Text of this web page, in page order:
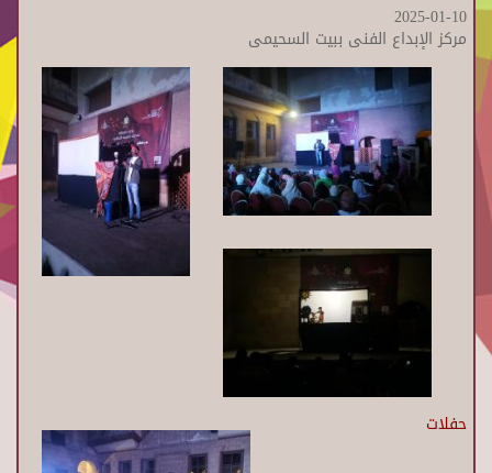
2025-01-10
مركز الإبداع الفنى ببيت السحيمى
حفلات